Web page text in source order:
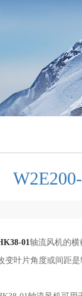
01轴流风机的横
变叶片角度或间距